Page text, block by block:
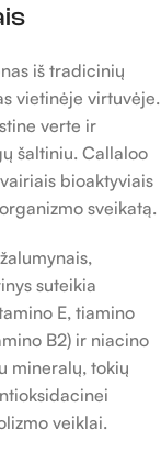
iš tradicinių
vietinėje virtuvėje.
verte ir
šaltiniu. Callaloo
bioaktyviais
sveikatą.
suteikia
E, tiamino
B2) ir niacino
mineralų, tokių
veiklai.